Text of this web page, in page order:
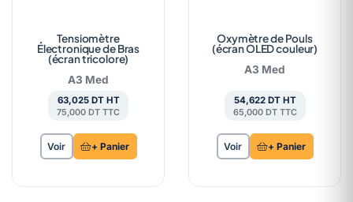
Tensiomètre
Électronique de Bras
(écran tricolore)
A3 Med
63,025 DT HT
75,000 DT TTC
Voir + Panier
Oxymètre de Pouls
(écran OLED couleur)
A3 Med
54,622 DT HT
65,000 DT TTC
Voir + Panier